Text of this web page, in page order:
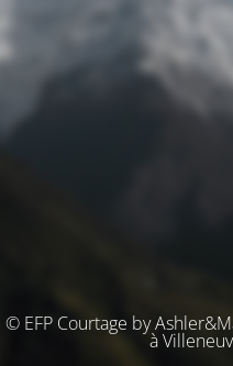
© EFP Courtage by
à